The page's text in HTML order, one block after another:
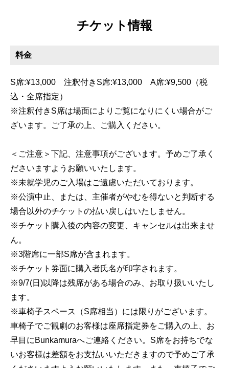
チケット情報
料金
S席:¥13,000 注釈付きS席:¥13,000 A席:¥9,500（税
込・全席指定）
※注釈付きS席は場面によりご覧になりにくい場合がご
ざいます。ご了承の上、ご購入ください。
＜ご注意＞下記、注意事項がございます。予めご了承く
ださいますようお願いいたします。
※未就学児のご入場はご遠慮いただいております。
※公演中止、または、主催者がやむを得ないと判断する
場合以外のチケットの払い戻しはいたしません。
※チケット購入後の内容の変更、キャンセルは出来ませ
ん。
※3階席に一部S席が含まれます。
※チケット券面に購入者氏名が印字されます。
※9/7(日)以降は残席がある場合のみ、お取り扱いいたし
ます。
※車椅子スペース（S席相当）には限りがございます。
車椅子でご観劇のお客様は座席指定券をご購入の上、お
早目にBunkamuraへご連絡ください。S席をお持ちでな
いお客様は差額をお支払いいただきますので予めご了承